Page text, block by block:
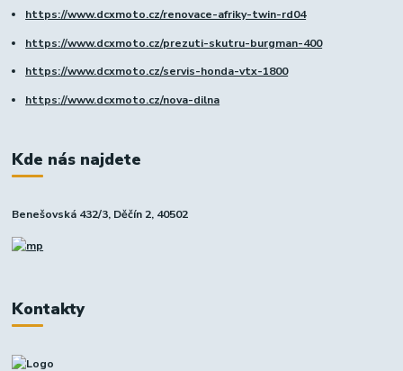
https://www.dcxmoto.cz/renovace-afriky-twin-rd04
https://www.dcxmoto.cz/prezuti-skutru-burgman-400
https://www.dcxmoto.cz/servis-honda-vtx-1800
https://www.dcxmoto.cz/nova-dilna
Kde nás najdete
Benešovská 432/3, Děčín 2, 40502
Kontakty